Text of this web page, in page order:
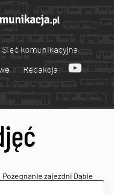
Sieć komunikacyjna
Redakcja
Pożegnanie zajezdni Dąbie